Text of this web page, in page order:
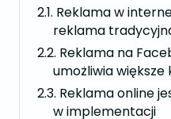
Reklama w
reklama
Reklama na
umożliwia
Reklama online
w implementacji